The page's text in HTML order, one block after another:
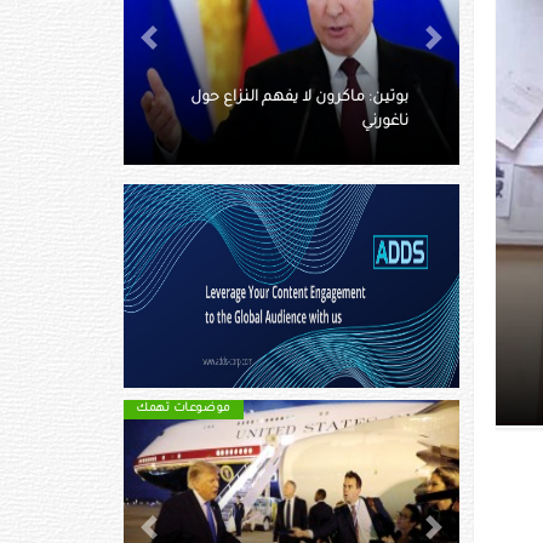
حول
إقبال جماهيري كبير وتوقعات
بحصد الحزب الحاكم غالبية المقاعد
Previous
Next
موضوعات تهمك موضوعات تهمك